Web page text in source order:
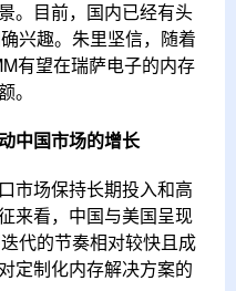
。目前，国内已经有头
兴趣。朱里坚信，随着
有望在瑞萨电子的内存
。
中国市场的增长
市场保持长期投入和高
来看，中国与美国呈现
代的节奏相对较快且成
定制化内存解决方案的